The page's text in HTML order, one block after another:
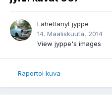
Lähettänyt jyppe
14. Maaliskuuta, 2014
View jyppe's images
Raportoi kuva